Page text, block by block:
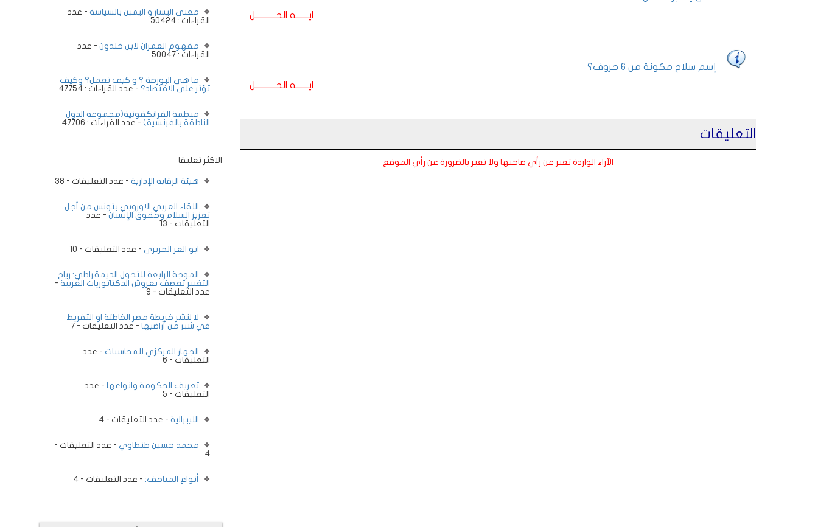
ايـــــــة الحـــــــــــل
إسم سلاح مكونة من 6 حروف؟
ايـــــــة الحـــــــــــل
التعليقات
الآراء الواردة تعبر عن رأي صاحبها ولا تعبر بالضرورة عن رأي الموقع
معنى اليسار و اليمين بالسياسة - عدد
القراءات : 50424
مفهوم العمران لابن خلدون - عدد
القراءات : 50047
ما هى البورصة ؟ و كيف تعمل؟ وكيف
تؤثر على الاقتصاد؟ - عدد القراءات : 47754
منظمة الفرانكفونية(مجموعة الدول
الناطقة بالفرنسية) - عدد القراءات : 47706
الاكثر تعليقا
هيئة الرقابة الإدارية - عدد التعليقات - 38
اللقاء العربي الاوروبي بتونس من أجل
تعزيز السلام وحقوق الإنسان - عدد
التعليقات - 13
ابو العز الحريرى - عدد التعليقات - 10
الموجة الرابعة للتحول الديمقراطي: رياح
التغيير تعصف بعروش الدكتاتوريات العربية -
عدد التعليقات - 9
لا لنشر خريطة مصر الخاطئة او التفريط
في شبر من أراضيها - عدد التعليقات - 7
الجهاز المركزي للمحاسبات - عدد
التعليقات - 6
تعريف الحكومة وانواعها - عدد
التعليقات - 5
الليبرالية - عدد التعليقات - 4
محمد حسين طنطاوي - عدد التعليقات -
4
أنواع المتاحف: - عدد التعليقات - 4